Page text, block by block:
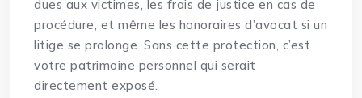
dues aux victimes, les frais de justice en cas de
procédure, et même les honoraires d’avocat si un
litige se prolonge. Sans cette protection, c’est
votre patrimoine personnel qui serait
directement exposé.